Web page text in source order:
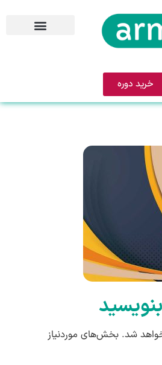
خرید دوره
شد. بخش‌های موردنیاز